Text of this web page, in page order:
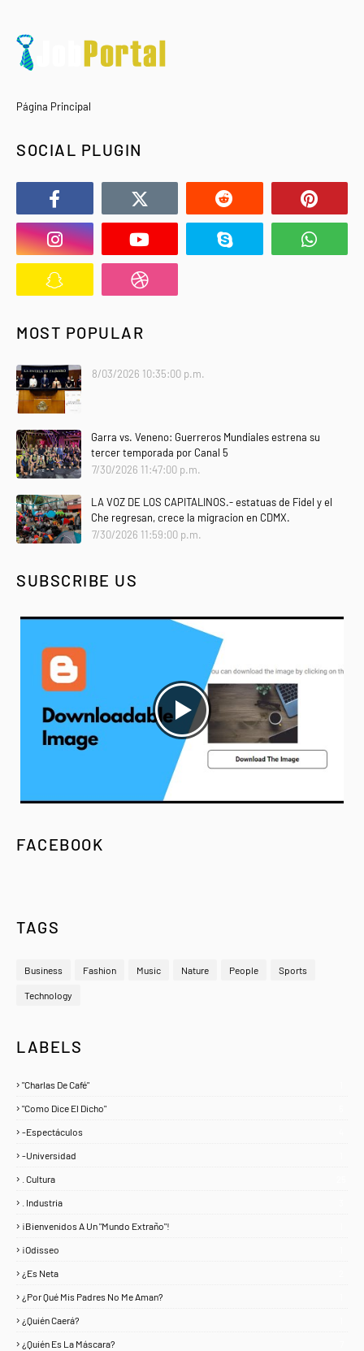
Página Principal
SOCIAL PLUGIN
MOST POPULAR
8/03/2026 10:35:00 p.m.
Garra vs. Veneno: Guerreros Mundiales estrena su
tercer temporada por Canal 5
7/30/2026 11:47:00 p.m.
LA VOZ DE LOS CAPITALINOS.- estatuas de Fidel y el
Che regresan, crece la migracion en CDMX.
7/30/2026 11:59:00 p.m.
SUBSCRIBE US
FACEBOOK
TAGS
Business Fashion Music Nature People Sports
Technology
LABELS
"Charlas De Café"
"Como Dice El Dicho"
-Espectáculos
-Universidad
. Cultura
. Industria
¡Bienvenidos A Un "Mundo Extraño"!
¡Odisseo
¿Es Neta
¿Por Qué Mis Padres No Me Aman?
¿Quién Caerá?
¿Quién Es La Máscara?